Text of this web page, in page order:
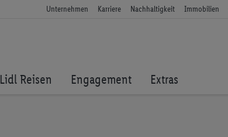
Unternehmen Karriere Nachhaltigkeit Immobilien
Lidl Reisen Engagement Extras